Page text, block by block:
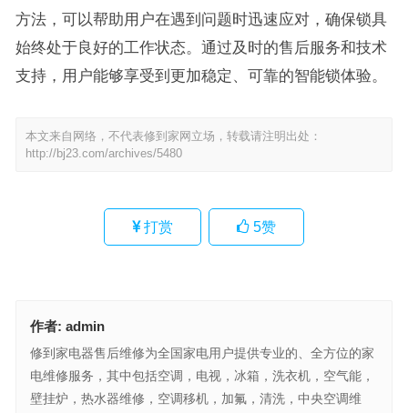
方法，可以帮助用户在遇到问题时迅速应对，确保锁具
始终处于良好的工作状态。通过及时的售后服务和技术
支持，用户能够享受到更加稳定、可靠的智能锁体验。
本文来自网络，不代表修到家网立场，转载请注明出处：
http://bj23.com/archives/5480
打赏 5赞
作者: admin
修到家电器售后维修为全国家电用户提供专业的、全方位的家
电维修服务，其中包括空调，电视，冰箱，洗衣机，空气能，
壁挂炉，热水器维修，空调移机，加氟，清洗，中央空调维